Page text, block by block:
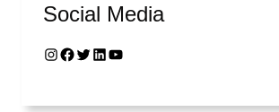
Social Media
Instagram Facebook Twitter LinkedIn YouTube